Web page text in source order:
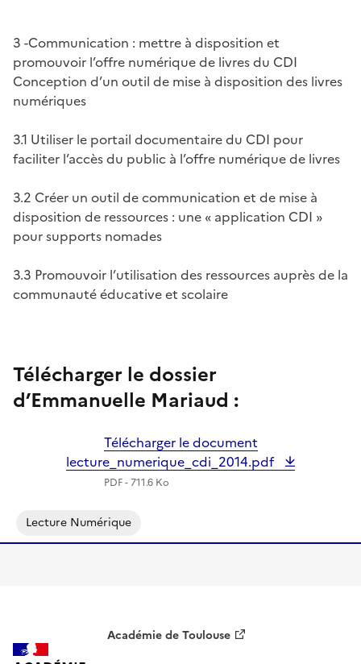
3 -Communication : mettre à disposition et
promouvoir l’offre numérique de livres du CDI
Conception d’un outil de mise à disposition des livres
numériques
3.1 Utiliser le portail documentaire du CDI pour
faciliter l’accès du public à l’offre numérique de livres
3.2 Créer un outil de communication et de mise à
disposition de ressources : une « application CDI »
pour supports nomades
3.3 Promouvoir l’utilisation des ressources auprès de la
communauté éducative et scolaire
Télécharger le dossier
d’Emmanuelle Mariaud :
Télécharger le document
lecture_numerique_cdi_2014.pdf
PDF - 711.6 Ko
Lecture Numérique
Académie de Toulouse